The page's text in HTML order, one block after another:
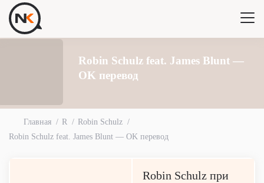
Robin Schulz feat. James Blunt —
OK перевод
Главная R
Robin Schulz
Robin Schulz feat. James Blunt — OK перевод
Robin Schulz при